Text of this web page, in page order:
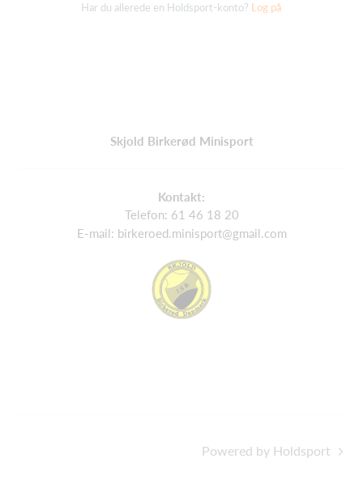
Har du allerede en Holdsport-konto? Log på
Skjold Birkerød Minisport
Kontakt:
Telefon: 61 46 18 20
E-mail: birkeroed.minisport@gmail.com
Powered by Holdsport